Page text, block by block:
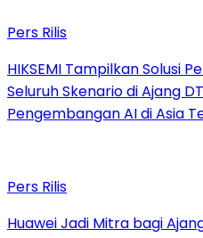
Pers Rilis
HIKSEMI Tampilkan Solusi
Seluruh Skenario di Ajang
Pengembangan AI di Asia
Pers Rilis
Huawei Jadi Mitra bagi